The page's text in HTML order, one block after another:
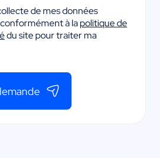
de mes données
à lapolitique de
du site pour traiter ma